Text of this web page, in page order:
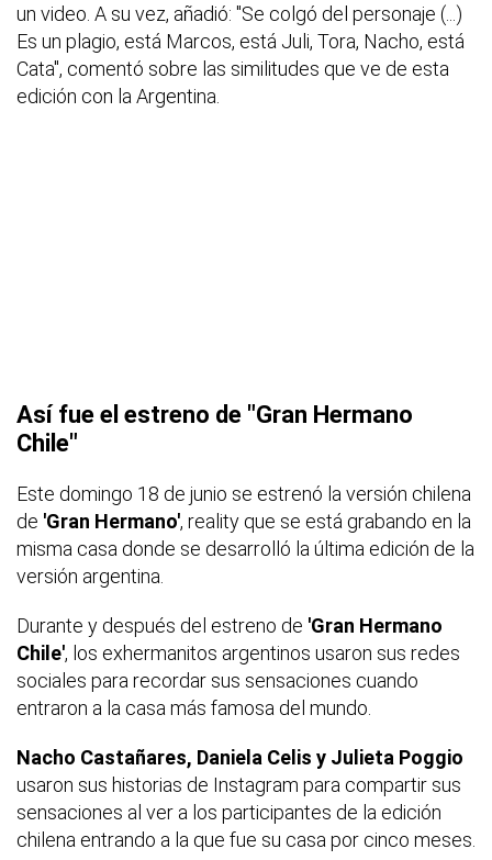
un video. A su vez, añadió: "Se colgó del personaje (...)
Es un plagio, está Marcos, está Juli, Tora, Nacho, está
Cata", comentó sobre las similitudes que ve de esta
edición con la Argentina.
Así fue el estreno de "Gran Hermano
Chile"
Este domingo 18 de junio se estrenó la versión chilena
de 'Gran Hermano', reality que se está grabando en la
misma casa donde se desarrolló la última edición de la
versión argentina.
Durante y después del estreno de 'Gran Hermano
Chile', los exhermanitos argentinos usaron sus redes
sociales para recordar sus sensaciones cuando
entraron a la casa más famosa del mundo.
Nacho Castañares, Daniela Celis y Julieta Poggio
usaron sus historias de Instagram para compartir sus
sensaciones al ver a los participantes de la edición
chilena entrando a la que fue su casa por cinco meses.